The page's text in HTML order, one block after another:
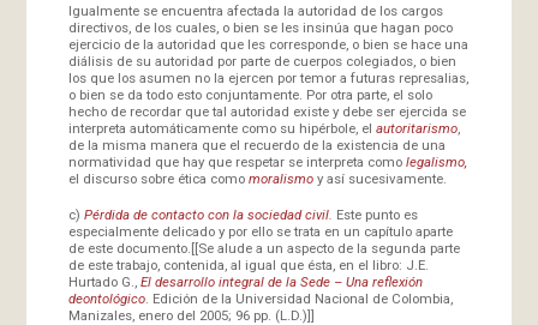
Igualmente se encuentra afectada la autoridad de los cargos
directivos, de los cuales, o bien se les insinúa que hagan poco
ejercicio de la autoridad que les corresponde, o bien se hace una
diálisis de su autoridad por parte de cuerpos colegiados, o bien
los que los asumen no la ejercen por temor a futuras represalias,
o bien se da todo esto conjuntamente. Por otra parte, el solo
hecho de recordar que tal autoridad existe y debe ser ejercida se
interpreta automáticamente como su hipérbole, el autoritarismo,
de la misma manera que el recuerdo de la existencia de una
normatividad que hay que respetar se interpreta como legalismo,
el discurso sobre ética como moralismo y así sucesivamente.
c) Pérdida de contacto con la sociedad civil. Este punto es
especialmente delicado y por ello se trata en un capítulo aparte
de este documento.[[Se alude a un aspecto de la segunda parte
de este trabajo, contenida, al igual que ésta, en el libro: J.E.
Hurtado G., El desarrollo integral de la Sede – Una reflexión
deontológico. Edición de la Universidad Nacional de Colombia,
Manizales, enero del 2005; 96 pp. (L.D.)]]